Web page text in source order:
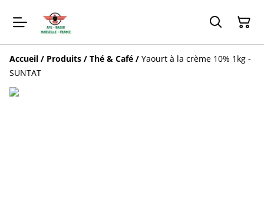
Accueil / Produits / Thé & Café / Yaourt à la crème 10% 1kg -
SUNTAT